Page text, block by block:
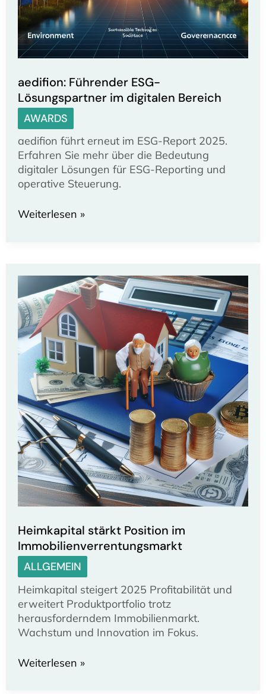
aedifion: Führender ESG-
Lösungspartner im digitalen Bereich
AWARDS
aedifion führt erneut im ESG-Report 2025.
Erfahren Sie mehr über die Bedeutung
digitaler Lösungen für ESG-Reporting und
operative Steuerung.
aedifion:
digitalen
Bereich
Weiterlesen »
Heimkapital stärkt Position im
Immobilienverrentungsmarkt
ALLGEMEIN
Heimkapital steigert 2025 Profitabilität und
erweitert Produktportfolio trotz
herausforderndem Immobilienmarkt.
Wachstum und Innovation im Fokus.
Heimkapital
Weiterlesen »